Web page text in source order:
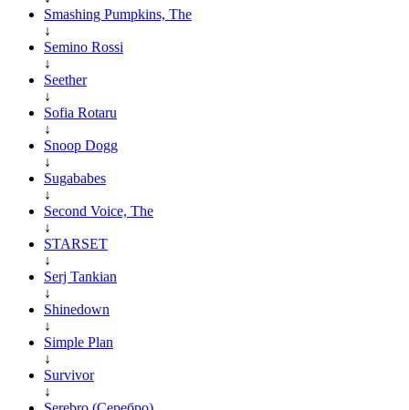
Smashing Pumpkins, The
↓
Semino Rossi
↓
Seether
↓
Sofia Rotaru
↓
Snoop Dogg
↓
Sugababes
↓
Second Voice, The
↓
STARSET
↓
Serj Tankian
↓
Shinedown
↓
Simple Plan
↓
Survivor
↓